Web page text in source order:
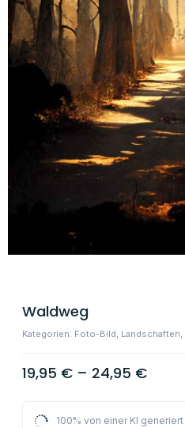
Waldweg
Kategorien: Foto-Bild, Landschaften,
19,95 € – 24,95 €
100% von einer KI generiert